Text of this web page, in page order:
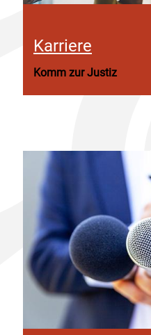
Karriere
Komm zur Justiz